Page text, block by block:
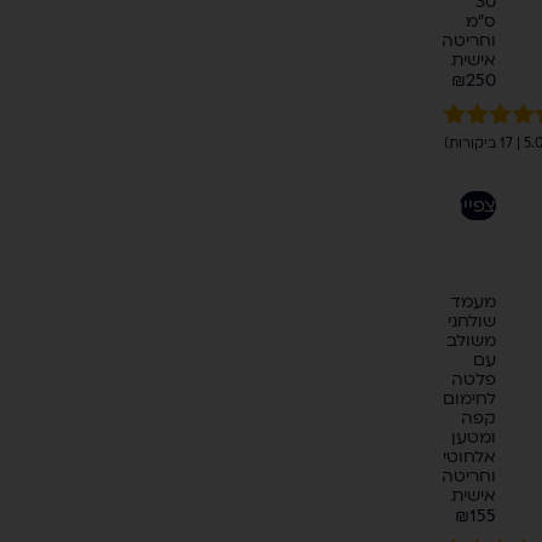
ס"מ
וחריטה
אישית
₪250
5.00
מבוסס על
של
לצפייה
מעמד
שולחני
משולב
עם
פלטה
לחימום
קפה
ומטען
אלחוטי
וחריטה
אישית
₪155